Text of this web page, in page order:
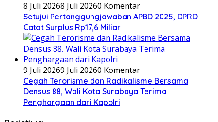
8 Juli 20268 Juli 20260 Komentar
Setujui Pertanggungjawaban APBD 2025, DPRD
Catat Surplus Rp17,6 Miliar
9 Juli 20269 Juli 20260 Komentar
Cegah Terorisme dan Radikalisme Bersama
Densus 88, Wali Kota Surabaya Terima
Penghargaan dari Kapolri